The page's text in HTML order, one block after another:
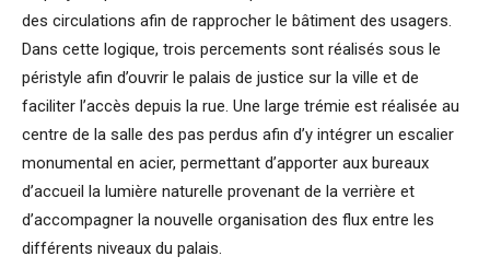
des circulations afin de rapprocher le bâtiment des usagers.
Dans cette logique, trois percements sont réalisés sous le
péristyle afin d’ouvrir le palais de justice sur la ville et de
faciliter l’accès depuis la rue. Une large trémie est réalisée au
centre de la salle des pas perdus afin d’y intégrer un escalier
monumental en acier, permettant d’apporter aux bureaux
d’accueil la lumière naturelle provenant de la verrière et
d’accompagner la nouvelle organisation des flux entre les
différents niveaux du palais.